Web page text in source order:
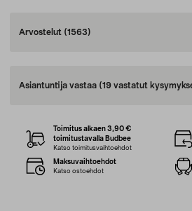
Arvostelut (1563)
Asiantuntija vastaa (19 vastatut
Toimitus alkaen 3,90 €
toimitustavalla Budbee
Katso toimitusvaihtoehdot
Maksuvaihtoehdot
Katso ostoehdot